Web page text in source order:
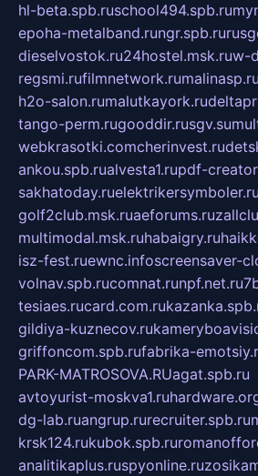
hl-beta.spb.ruschool494.spb.ru
epoha-metalband.rungr.spb.ru
dieselvostok.ru24hostel.msk.ruw-
regsmi.rufilmnetwork.rumalinasp.ru
h2o-salon.rumalutkayork.ru
tango-perm.rugooddir.rusgv.su
webkrasotki.comcherinvest.ru
ankou.spb.rualvesta1.rupdf-
sakhatoday.ruelektrikersymboler.ru
golf2club.msk.ruaeforums.ru
multimodal.msk.ruhabaigry.ru
isz-fest.ruewnc.infoscreensaver-
volnav.spb.rucomnat.runpf.net.ru
tesiaes.rucard.com.ru
gildiya-kuznecov.ru
griffoncom.spb.rufabrika-
PARK-MATROSOVA.RUagat.spb.ru
avtoyurist-moskva1.ru
dg-lab.ruangrup.rurecruiter.spb.ru
krsk124.rukubok.spb.ru
analitikaplus.ruspyonline.ru